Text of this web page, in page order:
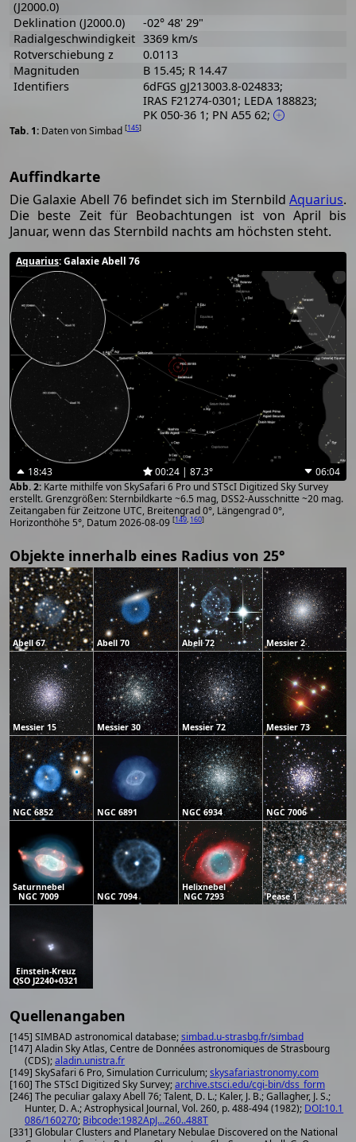
Daten von Simbad [145]
(J2000.0)
Deklination (J2000.0)
-02° 48' 29"
Radialgeschwindigkeit 3369 km/s
Rotverschiebung z
0.0113
Magnituden
B 15.45; R 14.47
Identifiers
6dFGS gJ213003.8-024833;
IRAS F21274-0301; LEDA 188823;
PK 050-36 1; PN A55 62;
Auffindkarte
Die Galaxie Abell 76 befindet sich im Sternbild Aquarius.
Die beste Zeit für Beobachtungen ist von April bis
Januar, wenn das Sternbild nachts am höchsten steht.
Aquarius: Galaxie Abell 76
18:43 00:24 | 87.3°
06:04
Karte mithilfe von SkySafari 6 Pro und STScI Digitized Sky Survey
erstellt. Grenzgrößen: Sternbildkarte ~6.5 mag, DSS2-Ausschnitte ~20 mag.
Zeitangaben für Zeitzone UTC, Breitengrad 0°, Längengrad 0°,
Horizonthöhe 5°, Datum 2026-08-09 [149, 160]
Objekte innerhalb eines Radius von 25°
Abell 67 Abell 70 Abell 72 Messier 2
Messier 15 Messier 30 Messier 72 Messier 73
NGC 6852 NGC 6891 NGC 6934 NGC 7006
Saturnnebel
NGC 7009
NGC 7094
Helixnebel
NGC 7293
Pease 1
Einstein-Kreuz
QSO J2240+0321
Quellenangaben
[145] SIMBAD astronomical database;simbad.u-strasbg.fr/simbad
[147] Aladin Sky Atlas, Centre de Données astronomiques de Strasbourg
(CDS);aladin.unistra.fr
[149] SkySafari 6 Pro, Simulation Curriculum;skysafariastronomy.com
[160] The STScI Digitized Sky Survey;archive.stsci.edu/cgi-bin/dss_form
[246] The peculiar galaxy Abell 76; Talent, D. L.; Kaler, J. B.; Gallagher, J. S.;
Hunter, D. A.; Astrophysical Journal, Vol. 260, p. 488-494 (1982); DOI:10.1
086/160270; Bibcode:1982ApJ...260..488T
[331] Globular Clusters and Planetary Nebulae Discovered on the National